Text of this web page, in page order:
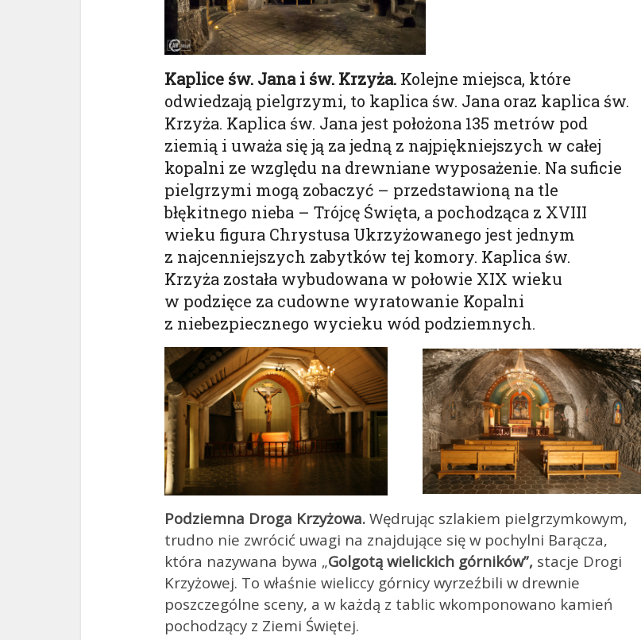
Kaplice św. Jana i św. Krzyża. Kolejne miejsca, które
odwiedzają pielgrzymi, to kaplica św. Jana oraz kaplica św.
Krzyża. Kaplica św. Jana jest położona 135 metrów pod
ziemią i uważa się ją za jedną z najpiękniejszych w całej
kopalni ze względu na drewniane wyposażenie. Na suficie
pielgrzymi mogą zobaczyć – przedstawioną na tle
błękitnego nieba – Trójcę Święta, a pochodząca z XVIII
wieku figura Chrystusa Ukrzyżowanego jest jednym
z najcenniejszych zabytków tej komory. Kaplica św.
Krzyża została wybudowana w połowie XIX wieku
w podzięce za cudowne wyratowanie Kopalni
z niebezpiecznego wycieku wód podziemnych.
Podziemna Droga Krzyżowa. Wędrując szlakiem pielgrzymkowym,
trudno nie zwrócić uwagi na znajdujące się w pochylni Barącza,
która nazywana bywa „Golgotą wielickich górników”, stacje Drogi
Krzyżowej. To właśnie wieliccy górnicy wyrzeźbili w drewnie
poszczególne sceny, a w każdą z tablic wkomponowano kamień
pochodzący z Ziemi Świętej.